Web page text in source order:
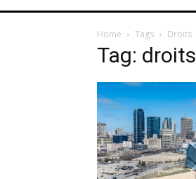
Home Tags Droits
Tag: droits